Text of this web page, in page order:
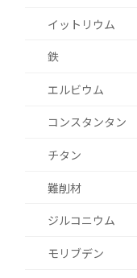
イットリウム
鉄
エルビウム
コンスタンタン
チタン
難削材
ジルコニウム
モリブデン